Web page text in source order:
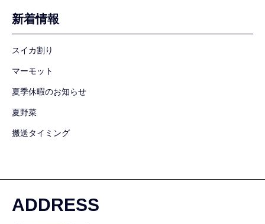
新着情報
スイカ割り
マーモット
夏季休暇のお知らせ
夏野菜
搬送タイミング
ADDRESS